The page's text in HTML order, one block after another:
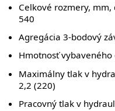
Celkové rozmery,
540
Agregácia 3-bodový
Hmotnosť
Maximálny tlak v
2,2 (220)
Pracovný tlak v